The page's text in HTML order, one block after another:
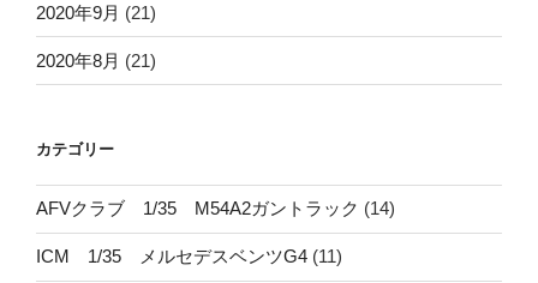
2020年9月 (21)
2020年8月 (21)
カテゴリー
AFVクラブ 1/35 M54A2ガントラック (14)
ICM 1/35 メルセデスベンツG4 (11)